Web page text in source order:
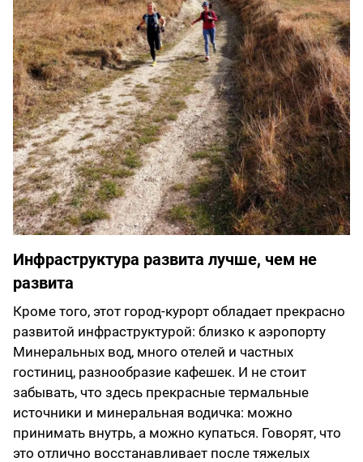
Инфраструктура развита лучше, чем не
развита
Кроме того, этот город-курорт обладает прекрасно
развитой инфраструктурой: близко к аэропорту
Минеральных вод, много отелей и частных
гостиниц, разнообразие кафешек. И не стоит
забывать, что здесь прекрасные термальные
источники и минеральная водичка: можно
принимать внутрь, а можно купаться. Говорят, что
это отлично восстанавливает после тяжелых